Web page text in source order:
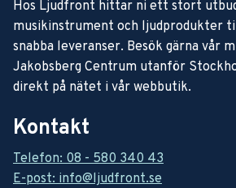
Hos Ljudfront hittar ni ett stort
musikinstrument och ljudprodukter
snabba leveranser. Besök gärna vår
Jakobsberg Centrum utanför
direkt på nätet i vår webbutik.
Kontakt
Telefon: 08 - 580 340 43
E-post: info@ljudfront.se